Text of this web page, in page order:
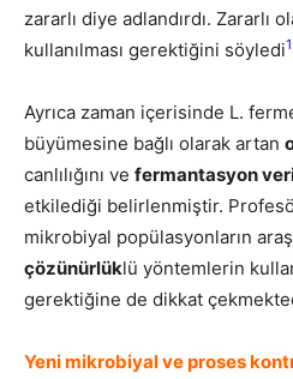
zararlı diye adlandırdı. Zararlı
kullanılması gerektiğini söyledi1
Ayrıca zaman içerisinde L.
büyümesine bağlı olarak artan
canlılığını ve fermantasyon
etkilediği belirlenmiştir.
mikrobiyal popülasyonların
çözünürlüklü yöntemlerin
gerektiğine de dikkat
Yeni mikrobiyal ve proses